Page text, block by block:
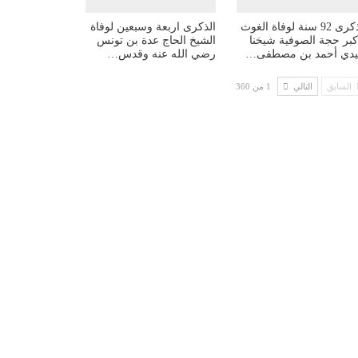
الذكرى 92 سنة لوفاة الغوث
حجة الصوفية شيخنا
أحمد بن مصطفى…
الذكرى اربعة وسبعين لوفاة
الشيخ الحاج عدة بن تونس
رضي الله عنه وقدس…
السابق التالي 1 من 360